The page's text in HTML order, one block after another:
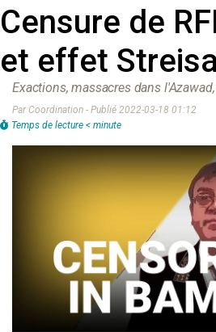
Censure de
et effet
Exactions, massacres dans
Par Coordination - Publié 2022-03-18 01:12
Temps de lecture < minute